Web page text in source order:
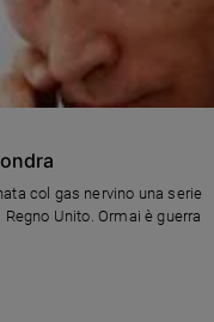
col gas nervino una serie